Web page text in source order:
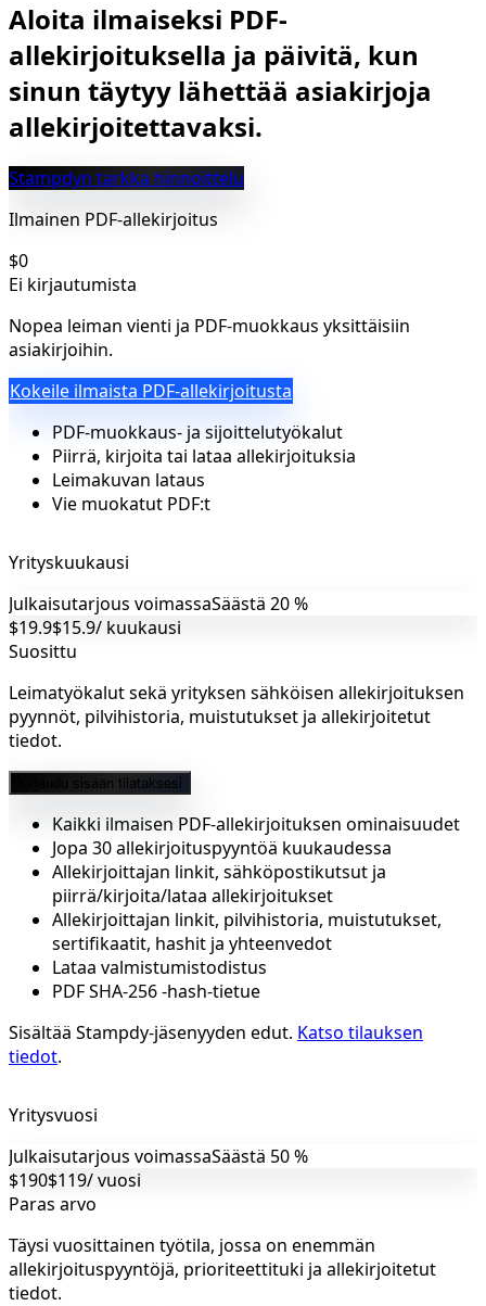
Aloita ilmaiseksi PDF-
allekirjoituksella ja päivitä, kun
sinun täytyy lähettää asiakirjoja
allekirjoitettavaksi.
Stampdyn tarkka hinnoittelu
Ilmainen PDF-allekirjoitus
$0
Ei kirjautumista
Nopea leiman vienti ja PDF-muokkaus yksittäisiin
asiakirjoihin.
Kokeile ilmaista PDF-allekirjoitusta
PDF-muokkaus- ja sijoittelutyökalut
Piirrä, kirjoita tai lataa allekirjoituksia
Leimakuvan lataus
Vie muokatut PDF:t
Yrityskuukausi
Julkaisutarjous voimassaSäästä 20 %
$19.9$15.9/ kuukausi
Suosittu
Leimatyökalut sekä yrityksen sähköisen allekirjoituksen
pyynnöt, pilvihistoria, muistutukset ja allekirjoitetut
tiedot.
Kirjaudu sisään tilataksesi
Kaikki ilmaisen PDF-allekirjoituksen ominaisuudet
Jopa 30 allekirjoituspyyntöä kuukaudessa
Allekirjoittajan linkit, sähköpostikutsut ja
piirrä/kirjoita/lataa allekirjoitukset
Allekirjoittajan linkit, pilvihistoria, muistutukset,
sertifikaatit, hashit ja yhteenvedot
Lataa valmistumistodistus
PDF SHA-256 -hash-tietue
Sisältää Stampdy-jäsenyyden edut. Katso tilauksen
tiedot.
Yritysvuosi
Julkaisutarjous voimassaSäästä 50 %
$190$119/ vuosi
Paras arvo
Täysi vuosittainen työtila, jossa on enemmän
allekirjoituspyyntöjä, prioriteettituki ja allekirjoitetut
tiedot.